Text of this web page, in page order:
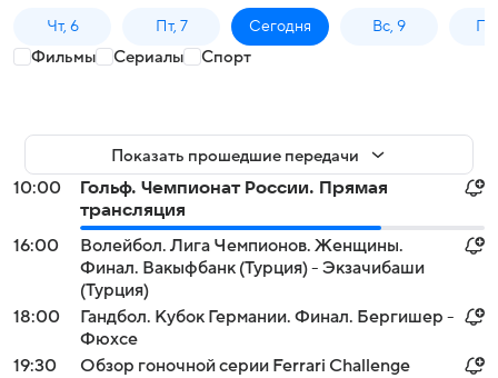
Чт, 6 Пт, 7 Сегодня Вс, 9
Фильмы Сериалы Спорт
Показать прошедшие передачи
10:00
Гольф. Чемпионат России. Прямая
трансляция
16:00
Волейбол. Лига Чемпионов. Женщины.
Финал. Вакыфбанк (Турция) - Экзачибаши
(Турция)
18:00
Гандбол. Кубок Германии. Финал. Бергишер -
Фюхсе
19:30
Обзор гоночной серии Ferrari Challenge